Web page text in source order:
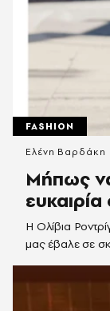
FASHION
Μήπως
Η Ολίβια
μας έβαλε σε
Ελένη Βαρδάκη